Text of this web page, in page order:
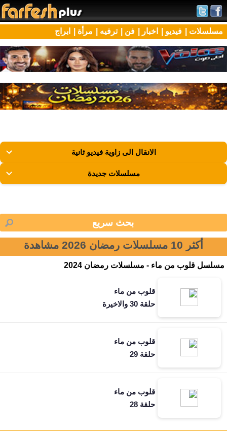
مسلسلات | فيديو | اخبار | فن | ترفيه | مرأة | ابراج
أكثر 10 مسلسلات رمضان 2026 مشاهدة
مسلسل قلوب من ماء - مسلسلات رمضان 2024
قلوب من ماء
حلقة 30 والاخيرة
قلوب من ماء
حلقة 29
قلوب من ماء
حلقة 28